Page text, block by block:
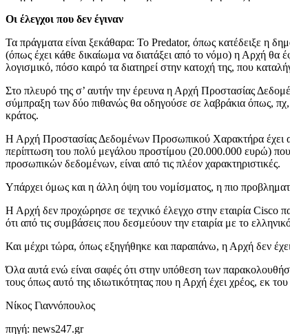
Οι έλεγχοι που δεν έγιναν
Τα πράγματα είναι ξεκάθαρα: Το Predator, όπως κατέδειξε η
(όπως έχει κάθε δικαίωμα να διατάξει από το νόμο) η Αρχή θα
λογισμικό, πόσο καιρό τα διατηρεί στην κατοχή της, που
Στο πλευρό της σ’ αυτήν την έρευνα η Αρχή Προστασίας
σύμπραξη των δύο πιθανώς θα οδηγούσε σε λαβράκια όπως,
κράτος.
Η Αρχή Προστασίας Δεδομένων Προσωπικού Χαρακτήρα έχει
περίπτωση του πολύ μεγάλου προστίμου (20.000.000 ευρώ)
προσωπικών δεδομένων, είναι από τις πλέον χαρακτηριστικές.
Υπάρχει όμως και η άλλη όψη του νομίσματος, η πιο
Η Αρχή δεν προχώρησε σε τεχνικό έλεγχο στην εταιρία Cisco
ότι από τις συμβάσεις που δεσμεύουν την εταιρία με το
Και μέχρι τώρα, όπως εξηγήθηκε και παραπάνω, η Αρχή δεν
Όλα αυτά ενώ είναι σαφές ότι στην υπόθεση των
τους όπως αυτό της ιδιωτικότητας που η Αρχή έχει χρέος, εκ
Νίκος Γιαννόπουλος
πηγή: news247.gr